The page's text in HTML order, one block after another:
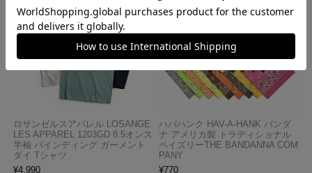
ロサンゼルスアパレル LOSANGE
LES APPAREL 1203GD 8.5オンス
半袖 バインディング ガーメント
ダイ Tシャツ
¥4,990
ハバハンク HAV-A-HANK バンダ
ナ アメリカ製 トラディショナル
ペイズリーTHE BANDANNA COM
PANY
¥770